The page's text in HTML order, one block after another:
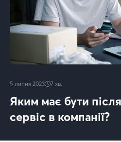
5 липня 2023 7 хв.
Яким має бути
сервіс в компанії?